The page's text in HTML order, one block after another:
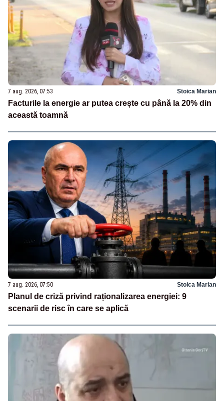
7 aug. 2026, 07:53 Stoica Marian
Facturile la energie ar putea crește cu până la 20% din
această toamnă
7 aug. 2026, 07:50 Stoica Marian
Planul de criză privind raționalizarea energiei: 9
scenarii de risc în care se aplică